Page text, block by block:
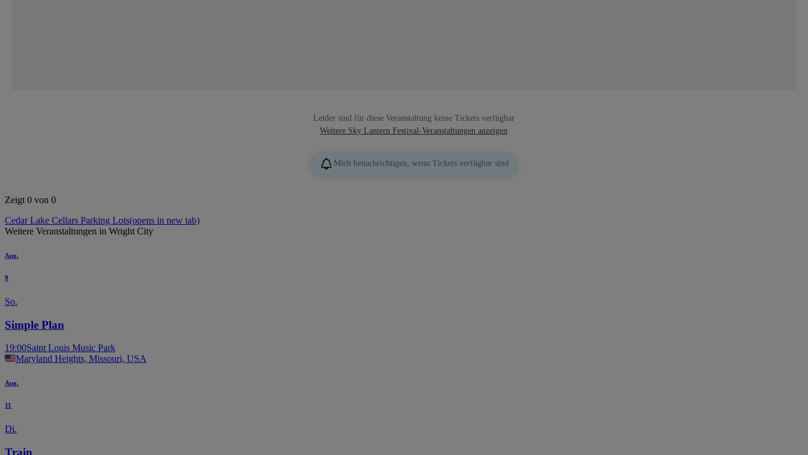
Leider sind für diese Veranstaltung keine Tickets verfügbar
Weitere Sky Lantern Festival-Veranstaltungen anzeigen
Mich benachrichtigen, wenn Tickets verfügbar sind
Zeigt 0 von 0
Cedar Lake Cellars Parking Lots(opens in new tab)
Weitere Veranstaltungen in Wright City
Aug.
9
So.
Simple Plan
19:00Saint Louis Music Park
Maryland Heights, Missouri, USA
Aug.
11
Di.
Train